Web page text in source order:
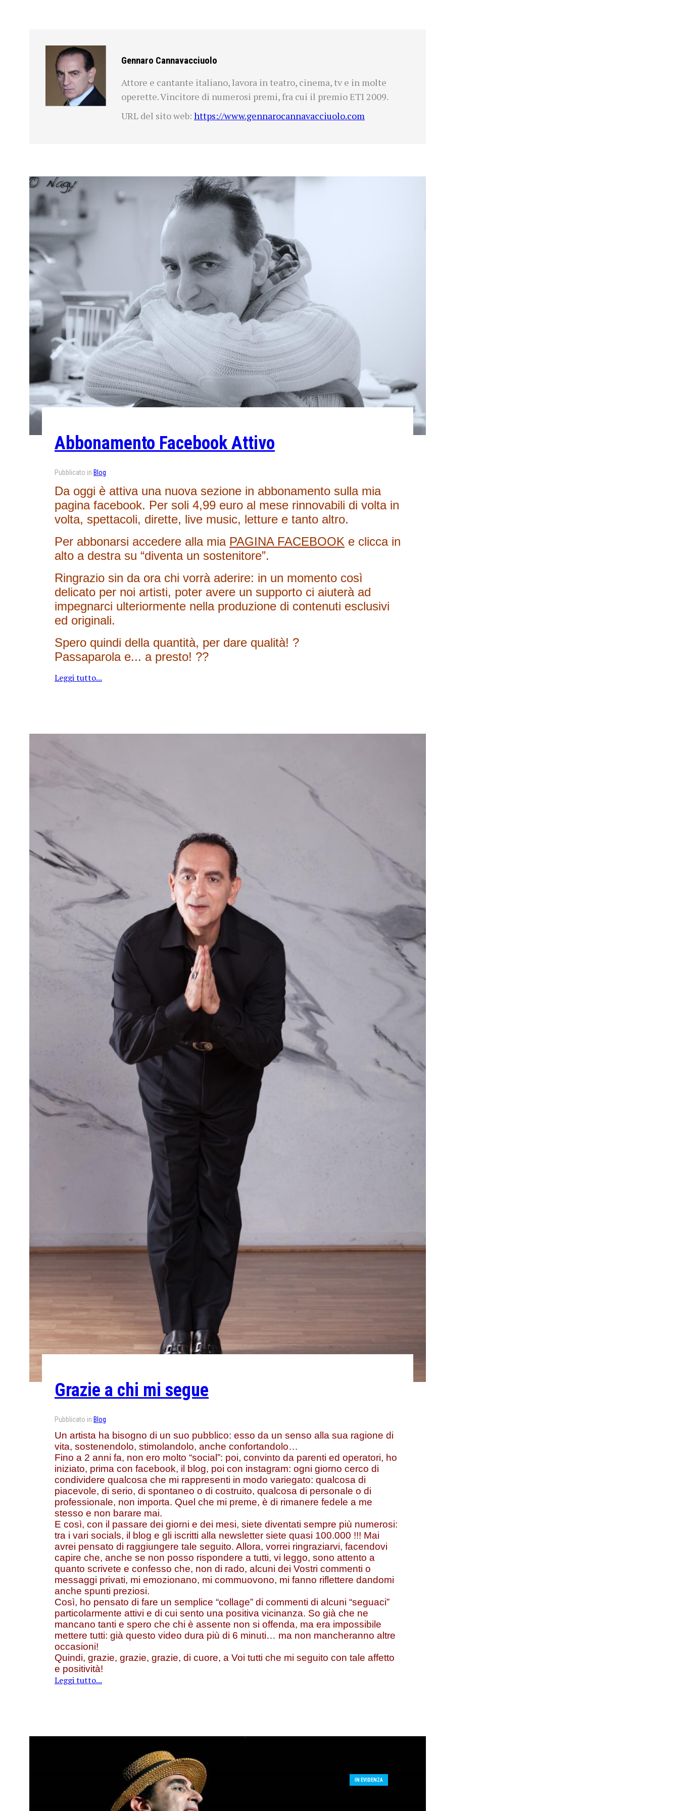
Gennaro Cannavacciuolo
Attore e cantante italiano, lavora in teatro, cinema, tv e in molte
operette. Vincitore di numerosi premi, fra cui il premio ETI 2009.
URL del sito web: https://www.gennarocannavacciuolo.com
Abbonamento Facebook Attivo
Pubblicato in Blog
Da oggi è attiva una nuova sezione in abbonamento sulla mia
pagina facebook. Per soli 4,99 euro al mese rinnovabili di volta in
volta, spettacoli, dirette, live music, letture e tanto altro.
Per abbonarsi accedere alla mia PAGINA FACEBOOK e clicca in
alto a destra su “diventa un sostenitore”.
Ringrazio sin da ora chi vorrà aderire: in un momento così
delicato per noi artisti, poter avere un supporto ci aiuterà ad
impegnarci ulteriormente nella produzione di contenuti esclusivi
ed originali.
Spero quindi della quantità, per dare qualità! ?
Passaparola e... a presto! ??
Leggi tutto...
Grazie a chi mi segue
Pubblicato in Blog
Un artista ha bisogno di un suo pubblico: esso da un senso alla sua ragione di
vita, sostenendolo, stimolandolo, anche confortandolo…
Fino a 2 anni fa, non ero molto “social”: poi, convinto da parenti ed operatori, ho
iniziato, prima con facebook, il blog, poi con instagram: ogni giorno cerco di
condividere qualcosa che mi rappresenti in modo variegato: qualcosa di
piacevole, di serio, di spontaneo o di costruito, qualcosa di personale o di
professionale, non importa. Quel che mi preme, è di rimanere fedele a me
stesso e non barare mai.
E così, con il passare dei giorni e dei mesi, siete diventati sempre più numerosi:
tra i vari socials, il blog e gli iscritti alla newsletter siete quasi 100.000 !!! Mai
avrei pensato di raggiungere tale seguito. Allora, vorrei ringraziarvi, facendovi
capire che, anche se non posso rispondere a tutti, vi leggo, sono attento a
quanto scrivete e confesso che, non di rado, alcuni dei Vostri commenti o
messaggi privati, mi emozionano, mi commuovono, mi fanno riflettere dandomi
anche spunti preziosi.
Così, ho pensato di fare un semplice “collage” di commenti di alcuni “seguaci”
particolarmente attivi e di cui sento una positiva vicinanza. So già che ne
mancano tanti e spero che chi è assente non si offenda, ma era impossibile
mettere tutti: già questo video dura più di 6 minuti… ma non mancheranno altre
occasioni!
Quindi, grazie, grazie, grazie, di cuore, a Voi tutti che mi seguito con tale affetto
e positività!
Leggi tutto...
IN EVIDENZA